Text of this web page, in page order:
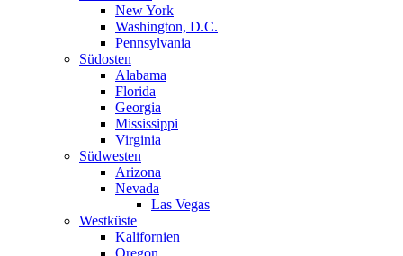
New York
Washington, D.C.
Pennsylvania
Südosten
Alabama
Florida
Georgia
Mississippi
Virginia
Südwesten
Arizona
Nevada
Las Vegas
Westküste
Kalifornien
Oregon